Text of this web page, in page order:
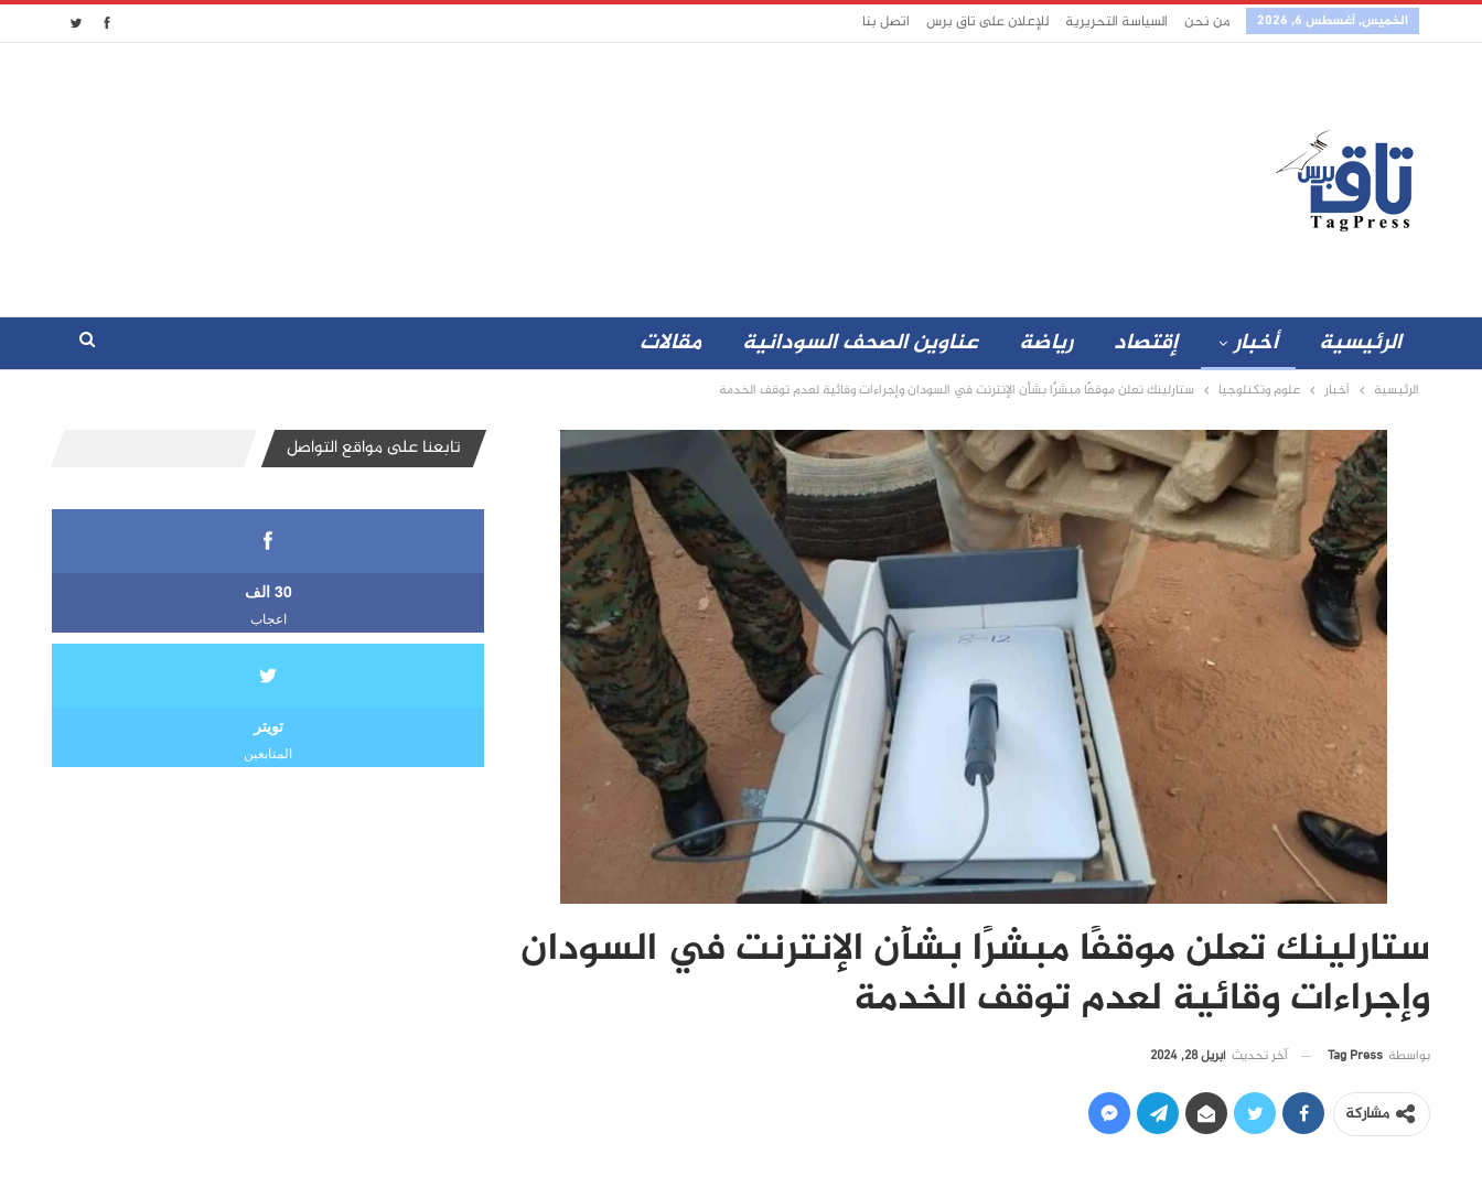
الخميس, أغسطس 6, 2026 من نحن السياسة التحريرية للإعلان على تاق برس اتصل بنا
الرئيسية أخبار إقتصاد رياضة عناوين الصحف السودانية مقالات
الرئيسية أخبار علوم وتكنلوجيا ستارلينك تعلن موقفًا مبشرًا بشأن الإنترنت في السودان وإجراءات وقائية لعدم توقف الخدمة
ستارلينك تعلن موقفًا مبشرًا بشأن الإنترنت في السودان
وإجراءات وقائية لعدم توقف الخدمة
بواسطة Tag Press آخر تحديث أبريل 28, 2024
مشاركة
تابعنا على مواقع التواصل
30 الف
اعجاب
تويتر
المتابعين